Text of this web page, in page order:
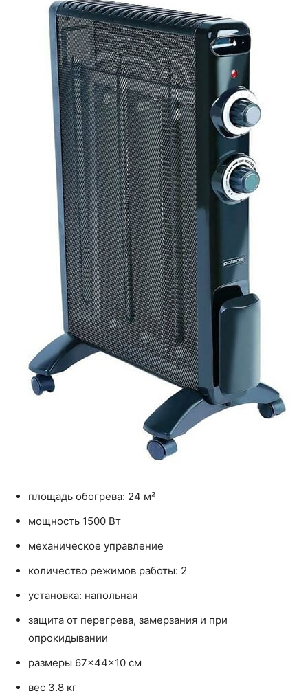
площадь обогрева: 24 м²
мощность 1500 Вт
механическое управление
количество режимов работы: 2
установка: напольная
защита от перегрева, замерзания и при
опрокидывании
размеры 67×44×10 см
вес 3.8 кг